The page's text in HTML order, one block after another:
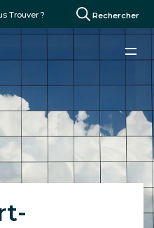
Trouver ?
Menu
du
Rechercher